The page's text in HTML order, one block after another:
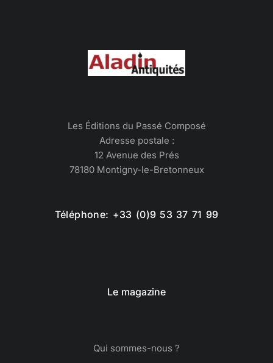
Les Éditions du Passé Composé
Adresse postale :
12 Avenue des Prés
78180 Montigny-le-Bretonneux
Téléphone: +33 (0)9 53 37 71 99
Le magazine
Qui sommes-nous ?